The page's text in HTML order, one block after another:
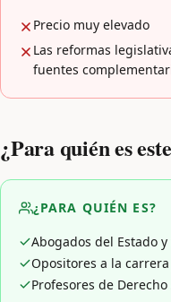
Precio muy elevado
Las reformas
fuentes
¿Para quién es
¿PARA QUIÉN ES?
Abogados del Estado
Opositores a la
Profesores de